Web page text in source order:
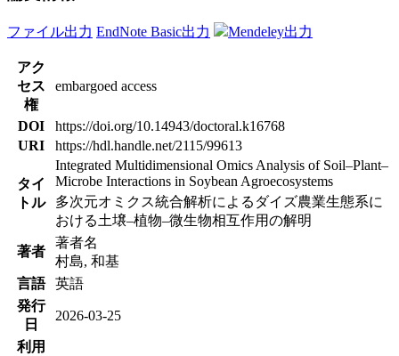
ファイル出力 EndNote Basic出力 Mendeley出力
アク
セス
権
embargoed access
DOI
https://doi.org/10.14943/doctoral.k16768
URI
https://hdl.handle.net/2115/99613
タイ
トル
Integrated Multidimensional Omics Analysis of Soil–Plant–
Microbe Interactions in Soybean Agroecosystems
多次元オミクス統合解析によるダイズ農業生態系に
おける土壌–植物–微生物相互作用の解明
著者
著者名
村島, 和基
言語
英語
発行
日
2026-03-25
利用